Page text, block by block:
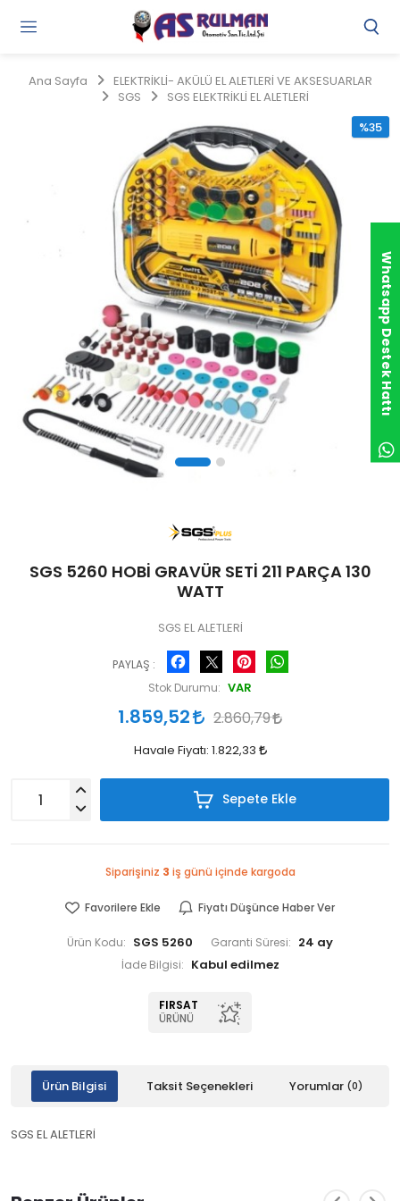
Ana Sayfa
ELEKTRİKLİ- AKÜLÜ EL ALETLERİ VE AKSESUARLAR
SGS
SGS ELEKTRİKLİ EL ALETLERİ
%35
SGS 5260 HOBİ GRAVÜR SETİ 211 PARÇA 130
WATT
SGS EL ALETLERİ
PAYLAŞ :
Facebook Pinterest
Stok Durumu: VAR
1.859,52 2.860,79
Havale Fiyatı: 1.822,33
Sepete Ekle
Siparişiniz 3 iş günü içinde kargoda
Favorilere Ekle Fiyatı Düşünce Haber Ver
Ürün Kodu: SGS 5260 Garanti Süresi: 24 ay
İade Bilgisi:
FIRSAT
ÜRÜNÜ
Ürün Bilgisi Taksit Seçenekleri Yorumlar (0)
SGS EL ALETLERİ
Whatsapp Destek Hattı